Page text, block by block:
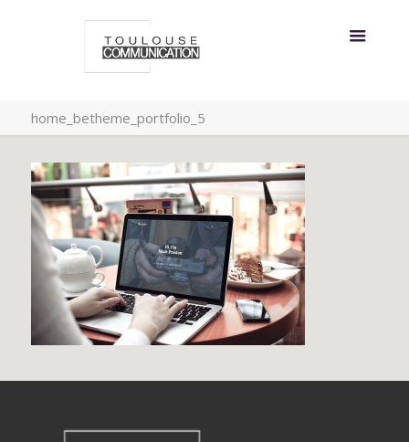
home_betheme_portfolio_5